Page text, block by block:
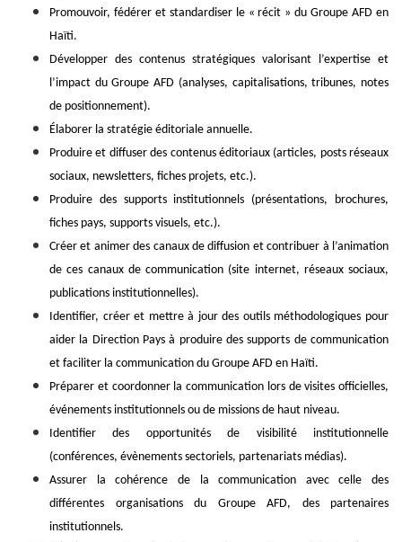
Promouvoir, fédérer et standardiser le « récit » du Groupe AFD en
Haïti.
Développer des contenus stratégiques valorisant l’expertise et
l’impact du Groupe AFD (analyses, capitalisations, tribunes, notes
de positionnement).
Élaborer la stratégie éditoriale annuelle.
Produire et diffuser des contenus éditoriaux (articles, posts réseaux
sociaux, newsletters, fiches projets, etc.).
Produire des supports institutionnels (présentations, brochures,
fiches pays, supports visuels, etc.).
Créer et animer des canaux de diffusion et contribuer à l’animation
de ces canaux de communication (site internet, réseaux sociaux,
publications institutionnelles).
Identifier, créer et mettre à jour des outils méthodologiques pour
aider la Direction Pays à produire des supports de communication
et faciliter la communication du Groupe AFD en Haïti.
Préparer et coordonner la communication lors de visites officielles,
événements institutionnels ou de missions de haut niveau.
Identifier des opportunités de visibilité institutionnelle
(conférences, évènements sectoriels, partenariats médias).
Assurer la cohérence de la communication avec celle des
différentes organisations du Groupe AFD, des partenaires
institutionnels.